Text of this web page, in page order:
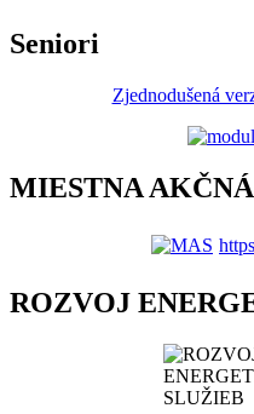
Seniori
Zjednodušená
MIESTNA
ROZVOJ